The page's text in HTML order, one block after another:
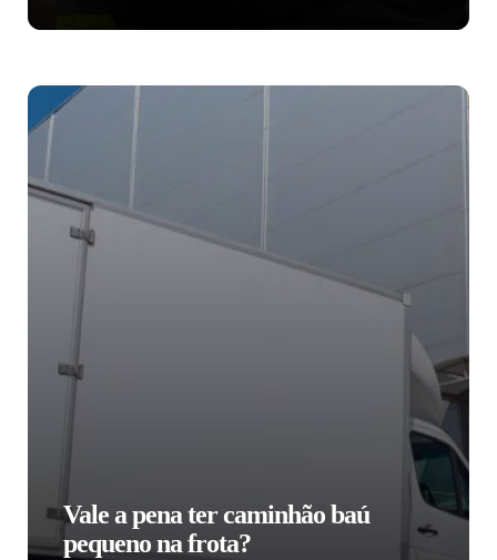
Vale a pena ter caminhão baú
pequeno na frota?